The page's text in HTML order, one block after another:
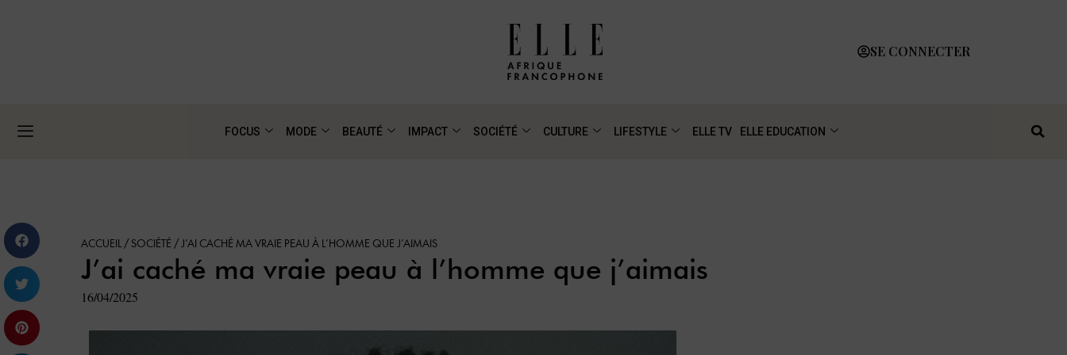
SE CONNECTER
FOCUS MODE BEAUTÉ IMPACT SOCIÉTÉ CULTURE LIFESTYLE ELLE TV ELLE EDUCATION
ACCUEIL / SOCIÉTÉ / J’AI CACHÉ MA VRAIE PEAU À L’HOMME QUE J’AIMAIS
J’ai caché ma vraie peau à l’homme que j’aimais
16/04/2025